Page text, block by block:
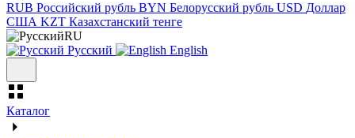
RUB Российский рубль BYN Белорусский рубль USD Доллар
США KZT Казахстанский тенге
RU
Русский
English
Каталог